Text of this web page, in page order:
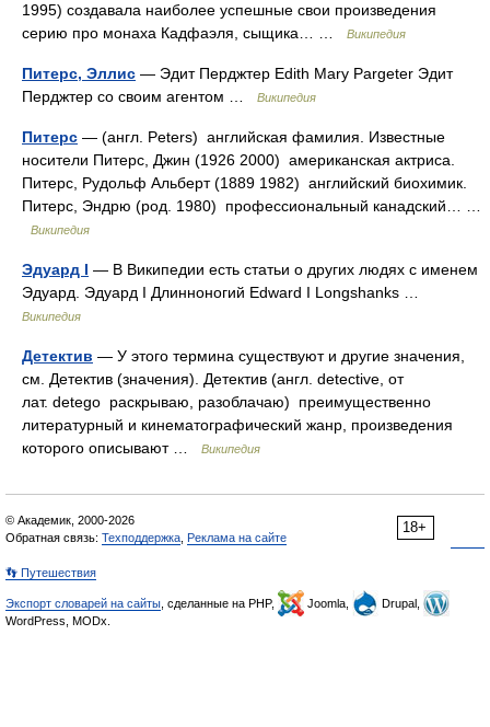
1995) создавала наиболее успешные свои произведения
серию про монаха Кадфаэля, сыщика… …
Википедия
Питерс, Эллис — Эдит Перджтер Edith Mary Pargeter Эдит
Перджтер со своим агентом …
Википедия
Питерс — (англ. Peters) английская фамилия. Известные
носители Питерс, Джин (1926 2000) американская актриса.
Питерс, Рудольф Альберт (1889 1982) английский биохимик.
Питерс, Эндрю (род. 1980) профессиональный канадский… …
Википедия
Эдуард I — В Википедии есть статьи о других людях с именем
Эдуард. Эдуард I Длинноногий Edward I Longshanks …
Википедия
Детектив — У этого термина существуют и другие значения,
см. Детектив (значения). Детектив (англ. detective, от
лат. detego раскрываю, разоблачаю) преимущественно
литературный и кинематографический жанр, произведения
которого описывают …
Википедия
18+
© Академик, 2000-2026
Обратная связь: Техподдержка Реклама на сайте
👣 Путешествия
Экспорт словарей на сайты , сделанные на PHP, Joomla,
Drupal,
WordPress, MODx.